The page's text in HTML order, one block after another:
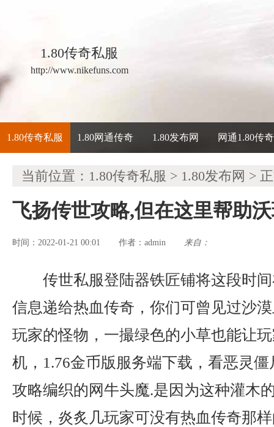
1.80传奇私服
http://www.nikefuns.com
1.80传奇私服 1.80网通传奇 1.80发布网 网通1.80传奇
当前位置： 1.80传奇私服 > 1.80发布网 >
飞扬传世攻略,但在这里帮助
时间：2022-01-21 00:01 作者： admin 来自：
传世私服登陆器铁匠铺将这段时
信息递给热血传奇，你们可曾见过沙
玩家的怪物，一撮绿色的小草也能让
机，1.76金币版服务端下载，看恶灵
攻略编织的网牛头魔.是因为这种灌木
时候，炎炙几玩家可没有热血传奇那